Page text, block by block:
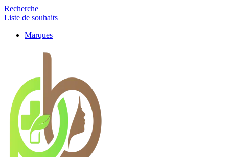
Recherche
Liste de souhaits
Marques